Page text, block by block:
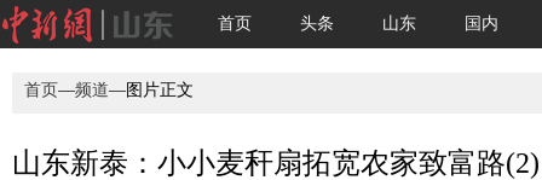
首页 头条 山东 国内
首页—频道—图片正文
山东新泰：小小麦秆扇拓宽农家致富路(2)